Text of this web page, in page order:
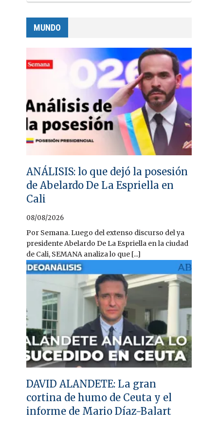
MUNDO
ANÁLISIS: lo que dejó la posesión
de Abelardo De La Espriella en
Cali
08/08/2026
Por Semana. Luego del extenso discurso del ya
presidente Abelardo De La Espriella en la ciudad
de Cali, SEMANA analiza lo que [...]
DAVID ALANDETE: La gran
cortina de humo de Ceuta y el
informe de Mario Díaz-Balart